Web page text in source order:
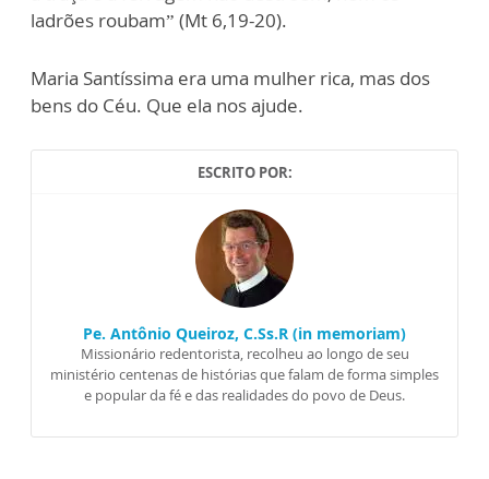
ladrões roubam” (Mt 6,19-20).
Maria Santíssima era uma mulher rica, mas dos
bens do Céu. Que ela nos ajude.
ESCRITO POR:
Pe. Antônio Queiroz, C.Ss.R (in memoriam)
Missionário redentorista, recolheu ao longo de seu
ministério centenas de histórias que falam de forma simples
e popular da fé e das realidades do povo de Deus.